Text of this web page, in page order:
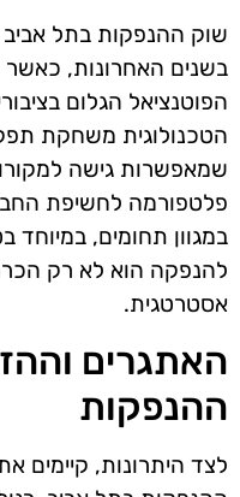
שוק ההנפקות בתל
בשנים האחרונות,
הפוטנציאל הגלום
הטכנולוגית משחקת
שמאפשרות גישה
פלטפורמה לחשיפת
במגוון תחומים, במיוחד
להנפקה הוא לא רק
אסטרטגית.
האתגרים
ההנפקות
לצד היתרונות, קיימים